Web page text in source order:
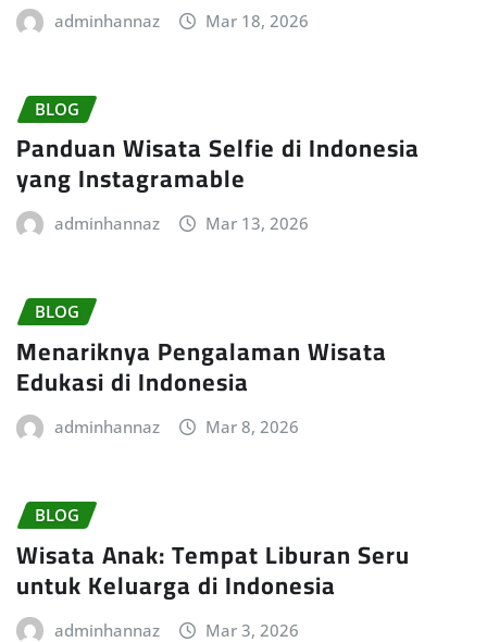
adminhannaz Mar 18, 2026
BLOG
Panduan Wisata Selfie di Indonesia
yang Instagramable
adminhannaz Mar 13, 2026
BLOG
Menariknya Pengalaman Wisata
Edukasi di Indonesia
adminhannaz Mar 8, 2026
BLOG
Wisata Anak: Tempat Liburan Seru
untuk Keluarga di Indonesia
adminhannaz Mar 3, 2026